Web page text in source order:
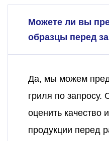
Можете ли вы
образцы перед
Да, мы можем
гриля по
оценить качество
продукции перед